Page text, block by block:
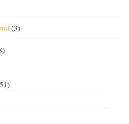
(3)